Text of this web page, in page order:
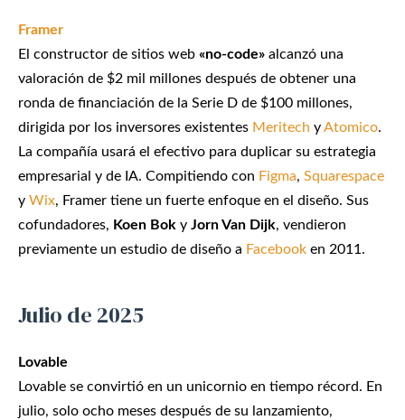
Framer
El constructor de sitios web «no-code» alcanzó una
valoración de $2 mil millones después de obtener una
ronda de financiación de la Serie D de $100 millones,
dirigida por los inversores existentes Meritech yAtomico.
La compañía usará el efectivo para duplicar su estrategia
empresarial y de IA. Compitiendo con Figma, Squarespace
y Wix, Framer tiene un fuerte enfoque en el diseño. Sus
cofundadores, Koen Bok y Jorn Van Dijk, vendieron
previamente un estudio de diseño a Facebook en 2011.
Julio de 2025
Lovable
Lovable se convirtió en un unicornio en tiempo récord. En
julio, solo ocho meses después de su lanzamiento,